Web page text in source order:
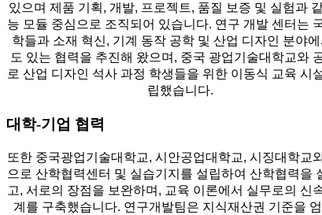
있으며 제품 기획, 개발, 프로젝트, 품질 보증 및 실험과 같
능 모듈 중심으로 조직되어 있습니다. 연구 개발 센터는
학들과 소재 혁신, 기계 동작 공학 및 산업 디자인 분야에
도 있는 협력을 추진해 왔으며, 중국 광업기술대학교와
로 산업 디자인 석사 과정 학생들을 위한 이동식 교육 시
립했습니다.
대학-기업 협력
또한 중국광업기술대학교, 시안공업대학교, 시징대학교
으로 산학협력센터 및 실습기지를 설립하여 산학협력을
고, 서로의 장점을 보완하며, 교육 이론에서 실무로의 신
계를 구축했습니다. 연구개발팀은 지식재산권 기준을 엄